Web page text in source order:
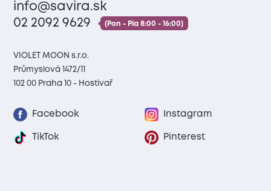
info@savira.sk
02 2092 9629
(Pon - Pia 8:00 - 16:00)
VIOLET MOON s.r.o.
Průmyslová 1472/11
102 00 Praha 10 - Hostivař
Facebook Instagram
TikTok Pinterest